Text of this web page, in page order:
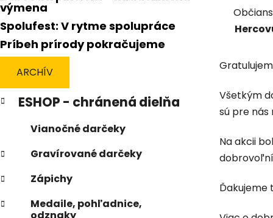
n
ý
p
a
e
l
výmena
Spolufest: V rytme spolupráce
Príbeh prírody pokračujeme
ARCHÍV
Preskočiť
kategórie
K
a
g
ó
r
i
e
ESHOP - chránená dielňa
Vianočné darčeky
Gravírované darčeky
Zápichy
Medaile, pohľadnice,
odznaky
Všetkým
sú pre nás
Na akcii
Ďakujeme